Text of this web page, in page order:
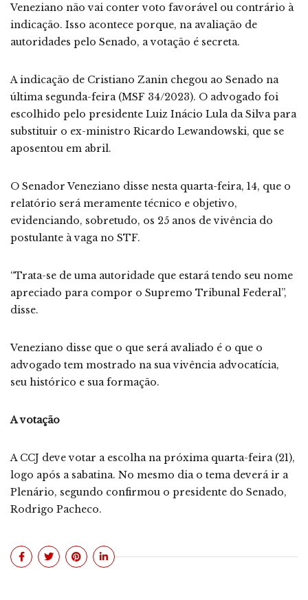
Veneziano não vai conter voto favorável ou contrário à
indicação. Isso acontece porque, na avaliação de
autoridades pelo Senado, a votação é secreta.
A indicação de Cristiano Zanin chegou ao Senado na
última segunda-feira (MSF 34/2023). O advogado foi
escolhido pelo presidente Luiz Inácio Lula da Silva para
substituir o ex-ministro Ricardo Lewandowski, que se
aposentou em abril.
O Senador Veneziano disse nesta quarta-feira, 14, que o
relatório será meramente técnico e objetivo,
evidenciando, sobretudo, os 25 anos de vivência do
postulante à vaga no STF.
“Trata-se de uma autoridade que estará tendo seu nome
apreciado para compor o Supremo Tribunal Federal”,
disse.
Veneziano disse que o que será avaliado é o que o
advogado tem mostrado na sua vivência advocatícia,
seu histórico e sua formação.
A votação
A CCJ deve votar a escolha na próxima quarta-feira (21),
logo após a sabatina. No mesmo dia o tema deverá ir a
Plenário, segundo confirmou o presidente do Senado,
Rodrigo Pacheco.